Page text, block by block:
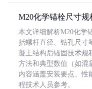
M20化学锚栓尺寸
本文详细解析M20化学
括螺杆直径、钻孔尺寸
凝土结构后锚固技术规
方法和典型数值（如混
内容涵盖安装要点、性
程技术人员参考。